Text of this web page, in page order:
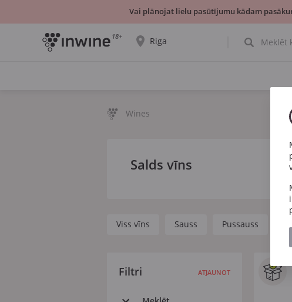
18+ Riga
Wines
Salds vīns
Viss vīns Sauss Pussauss
Filtri ATJAUNOT
Vai plānojat lielu pasūtījumu kādam